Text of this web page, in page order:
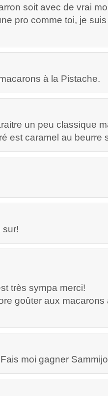
soit avec de vrai
pro comme toi, je
à la Pistache.
un peu classique
est caramel au beurre
sur!
très sympa merci!
goûter aux
moi gagner